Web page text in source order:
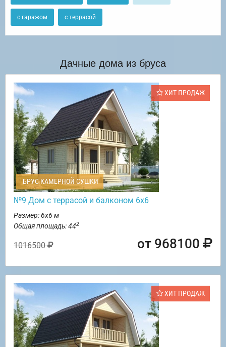
с гаражом с террасой
Дачные дома из бруса
ХИТ ПРОДАЖ
БРУС КАМЕРНОЙ СУШКИ
№9 Дом с террасой и балконом 6х6
Размер: 6х6 м
Общая площадь: 442
1016500 от 968100
ХИТ ПРОДАЖ